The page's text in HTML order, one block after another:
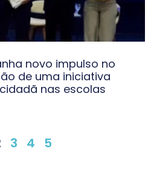
novo impulso no
de uma iniciativa
nas escolas
3 4 5